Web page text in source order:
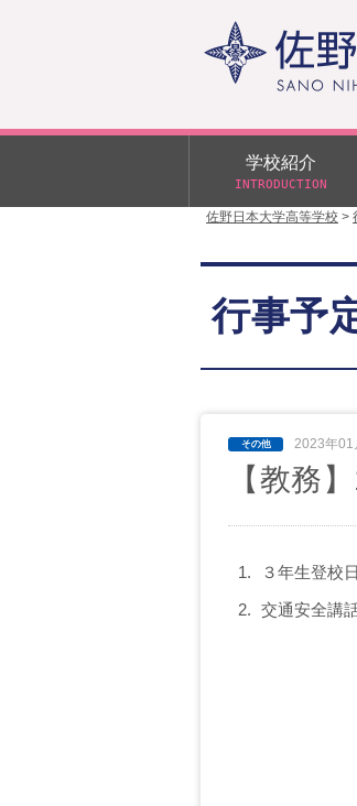
佐野日本大学高等学校 >
学校紹介
INTRODUCTION
学校案内
広報佐野日大
αクラス
N進学クラス（
スクールバス
学則（令和8年
日大DAY
学校案内パンフ
サニチヒーロー
行事予
2023年01
【教務
３年生登校日
交通安全講